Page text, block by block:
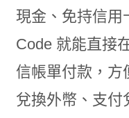
現金、免持信用
Code 就能直接
信帳單付款，方
兌換外幣、支付